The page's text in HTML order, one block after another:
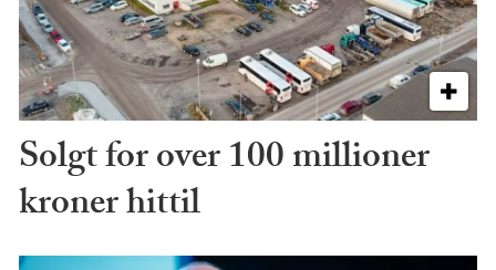
Solgt for over 100 millioner
kroner hittil